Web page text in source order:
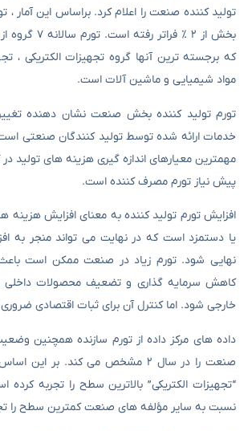
تولید کننده صنعت را اعلام کرد. براساس این آمار ،
بخش از ۲ ٪ فراتر
که برجسته ترین آنها گروه تجهیزات الکتریکی ،
مواد شیمیایی و ماشین آلات است.
تورم تولید کننده بخش صنعت نشان دهنده
خدمات ارائه شده توسط تولید کنندگان صنعتی
مهمترین معیارهای اندازه گیری هزینه های تولید
پیش نیاز تورم مصرف کننده است.
افزایش تورم تولید کننده به معنای افزایش هزینه
یا دستمزد است که در نهایت می تواند منجر به
نهایی شود. تورم زیاد در صنعت ممکن است
کاهش سرمایه گذاری و تضعیف محصولات داخلی
خارجی شود. اما کنترل آن برای ثبات اقتصادی
داده های مرکز داده از تورم سازنده همچنین
صنعت را در سال ۲ مشخص می کند. بر
“تجهیزات الکتریکی” بالاترین سطح را تجربه
نسبت به سایر مؤلفه های صنعت کمترین سطح را